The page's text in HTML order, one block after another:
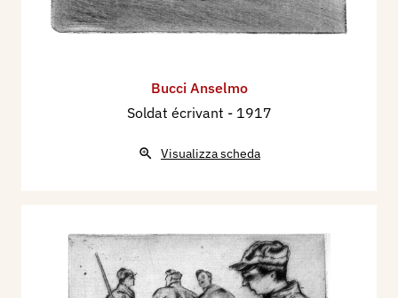
Bucci Anselmo
Soldat écrivant - 1917
Visualizza scheda